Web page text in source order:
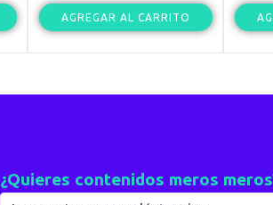
AGREGAR AL CARRITO
¿Quieres contenidos meros